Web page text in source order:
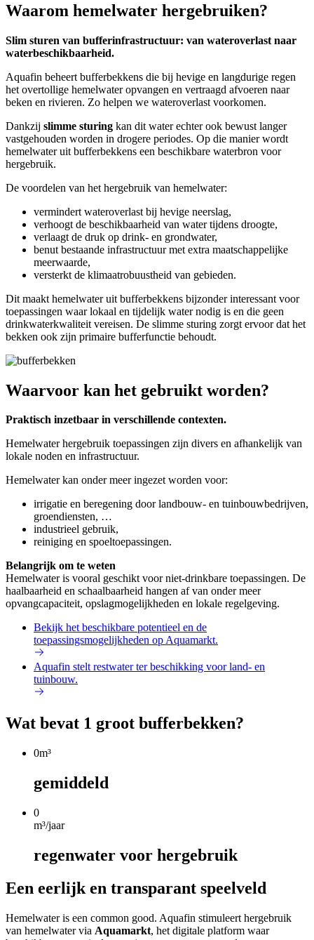
Waarom hemelwater hergebruiken?
Slim sturen van bufferinfrastructuur: van wateroverlast naar
waterbeschikbaarheid.
Aquafin beheert bufferbekkens die bij hevige en langdurige regen
het overtollige hemelwater opvangen en vertraagd afvoeren naar
beken en rivieren. Zo helpen we wateroverlast voorkomen.
Dankzij slimme sturing kan dit water echter ook bewust langer
vastgehouden worden in drogere periodes. Op die manier wordt
hemelwater uit bufferbekkens een beschikbare waterbron voor
hergebruik.
De voordelen van het hergebruik van hemelwater:
vermindert wateroverlast bij hevige neerslag,
verhoogt de beschikbaarheid van water tijdens droogte,
verlaagt de druk op drink- en grondwater,
benut bestaande infrastructuur met extra maatschappelijke
meerwaarde,
versterkt de klimaatrobuustheid van gebieden.
Dit maakt hemelwater uit bufferbekkens bijzonder interessant voor
toepassingen waar lokaal en tijdelijk water nodig is en die geen
drinkwaterkwaliteit vereisen. De slimme sturing zorgt ervoor dat het
bekken ook zijn primaire bufferfunctie behoudt.
Waarvoor kan het gebruikt worden?
Praktisch inzetbaar in verschillende contexten.
Hemelwater hergebruik toepassingen zijn divers en afhankelijk van
lokale noden en infrastructuur.
Hemelwater kan onder meer ingezet worden voor:
irrigatie en beregening door landbouw- en tuinbouwbedrijven,
groendiensten, …
industrieel gebruik,
reiniging en spoeltoepassingen.
Belangrijk om te weten
Hemelwater is vooral geschikt voor niet-drinkbare toepassingen. De
haalbaarheid en schaalbaarheid hangen af van onder meer
opvangcapaciteit, opslagmogelijkheden en lokale regelgeving.
Bekijk het beschikbare potentieel en de
toepassingsmogelijkheden op Aquamarkt.
Aquafin stelt restwater ter beschikking voor land- en
tuinbouw.
Wat bevat 1 groot bufferbekken?
0m³
gemiddeld
0
m³/jaar
regenwater voor hergebruik
Een eerlijk en transparant speelveld
Hemelwater is een common good. Aquafin stimuleert hergebruik
van hemelwater via Aquamarkt, het digitale platform waar